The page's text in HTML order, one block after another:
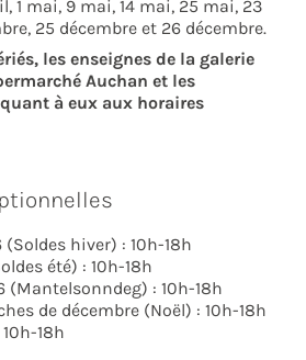
1 mai, 9 mai, 14 mai, 25 mai, 23
25 décembre et 26 décembre.
les enseignes de la galerie
Auchan et les
à eux aux horaires
hiver) : 10h-18h
été) : 10h-18h
(Mantelsonndeg) : 10h-18h
de décembre (Noël) : 10h-18h
18h